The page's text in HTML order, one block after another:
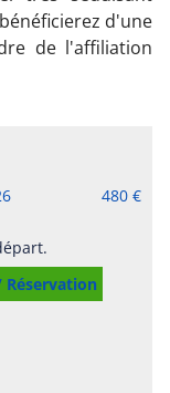
d'une
de l'affiliation
Réservation
480